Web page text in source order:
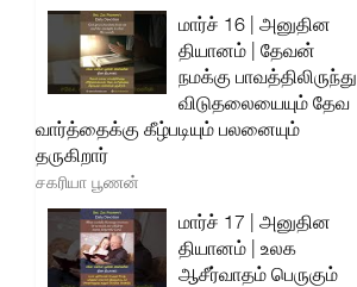
மார்ச் 16 | அனுதின
தியானம் | தேவன்
நமக்கு பாவத்திலிருந்து
விடுதலையையும் தேவ
வார்த்தைக்கு கீழ்படியும் பலனையும்
தருகிறார்
சகரியா பூணன்
மார்ச் 17 | அனுதின
தியானம் | உலக
ஆசீர்வாதம் பெருகும்